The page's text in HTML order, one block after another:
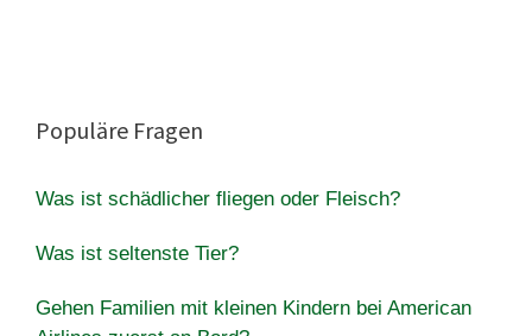
Populäre Fragen
Was ist schädlicher fliegen oder Fleisch?
Was ist seltenste Tier?
Gehen Familien mit kleinen Kindern bei American